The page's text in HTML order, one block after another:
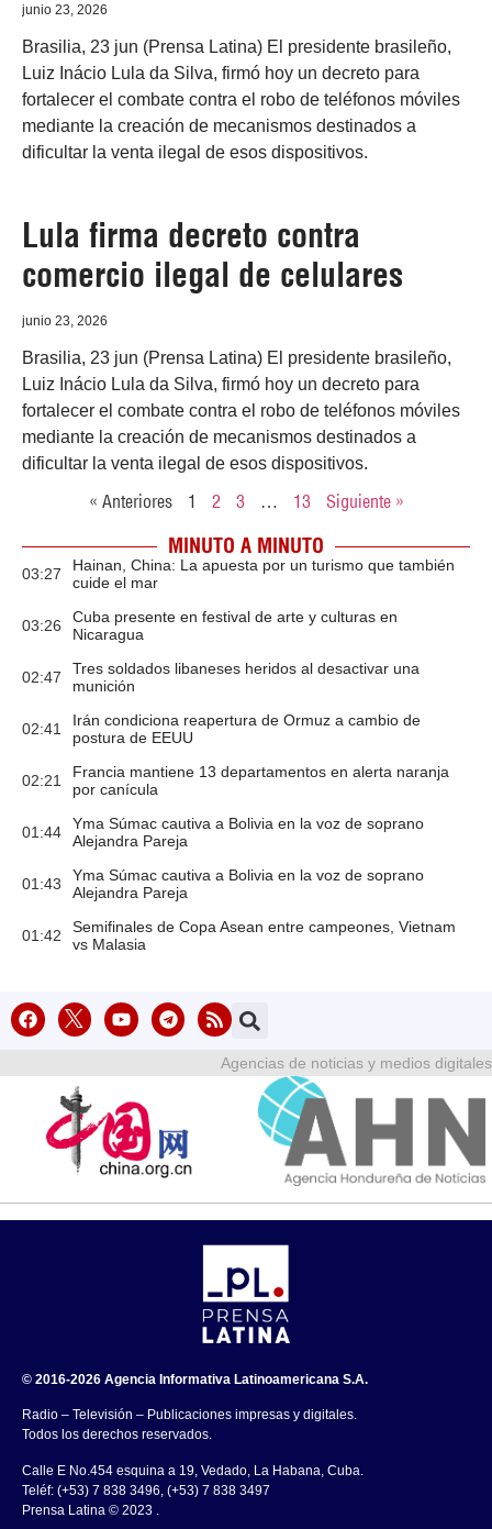
junio 23, 2026
Brasilia, 23 jun (Prensa Latina) El presidente brasileño,
Luiz Inácio Lula da Silva, firmó hoy un decreto para
fortalecer el combate contra el robo de teléfonos móviles
mediante la creación de mecanismos destinados a
dificultar la venta ilegal de esos dispositivos.
Lula firma decreto contra
comercio ilegal de celulares
junio 23, 2026
Brasilia, 23 jun (Prensa Latina) El presidente brasileño,
Luiz Inácio Lula da Silva, firmó hoy un decreto para
fortalecer el combate contra el robo de teléfonos móviles
mediante la creación de mecanismos destinados a
dificultar la venta ilegal de esos dispositivos.
« Anteriores 1 2 3 … 13 Siguiente »
MINUTO A MINUTO
03:27
Hainan, China: La apuesta por un turismo que también
cuide el mar
03:26
Cuba presente en festival de arte y culturas en
Nicaragua
02:47
Tres soldados libaneses heridos al desactivar una
munición
02:41
Irán condiciona reapertura de Ormuz a cambio de
postura de EEUU
02:21
Francia mantiene 13 departamentos en alerta naranja
por canícula
01:44
Yma Súmac cautiva a Bolivia en la voz de soprano
Alejandra Pareja
01:43
Yma Súmac cautiva a Bolivia en la voz de soprano
Alejandra Pareja
01:42
Semifinales de Copa Asean entre campeones, Vietnam
vs Malasia
Agencias de noticias y medios digitales
© 2016-2026 Agencia Informativa Latinoamericana S.A.
Radio – Televisión – Publicaciones impresas y digitales.
Todos los derechos reservados.
Calle E No.454 esquina a 19, Vedado, La Habana, Cuba.
Teléf: (+53) 7 838 3496, (+53) 7 838 3497
Prensa Latina © 2023 .